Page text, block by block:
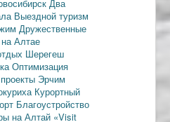
Два
Выездной туризм
Дружественные
Алтае
Шерегеш
Оптимизация
Эрчим
Курортный
Благоустройство
на Алтай «Visit